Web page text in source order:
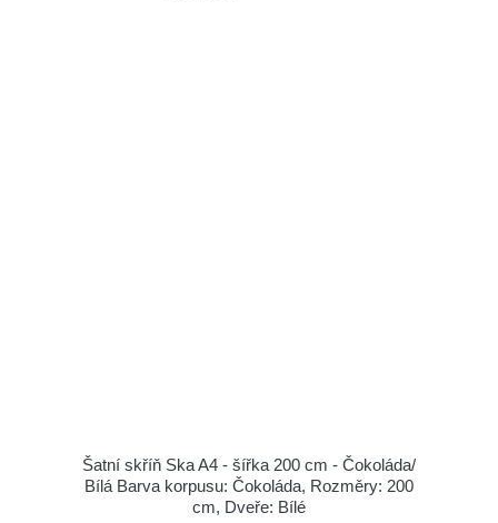
Šatní skříň Ska A4 - šířka 200 cm - Čokoláda/
Bílá Barva korpusu: Čokoláda, Rozměry: 200
cm, Dveře: Bílé